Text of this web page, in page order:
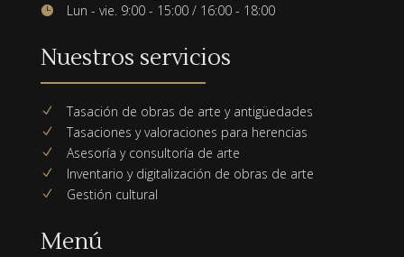
 Lun - vie. 9:00 - 15:00 / 16:00 - 18:00
Nuestros servicios
N Tasación de obras de arte y antigüedades
N Tasaciones y valoraciones para herencias
N Asesoría y consultoría de arte
N Inventario y digitalización de obras de arte
N Gestión cultural
Menú